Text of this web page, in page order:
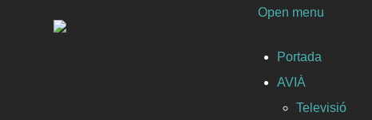
Open menu
Portada
AVIÀ
Televisió